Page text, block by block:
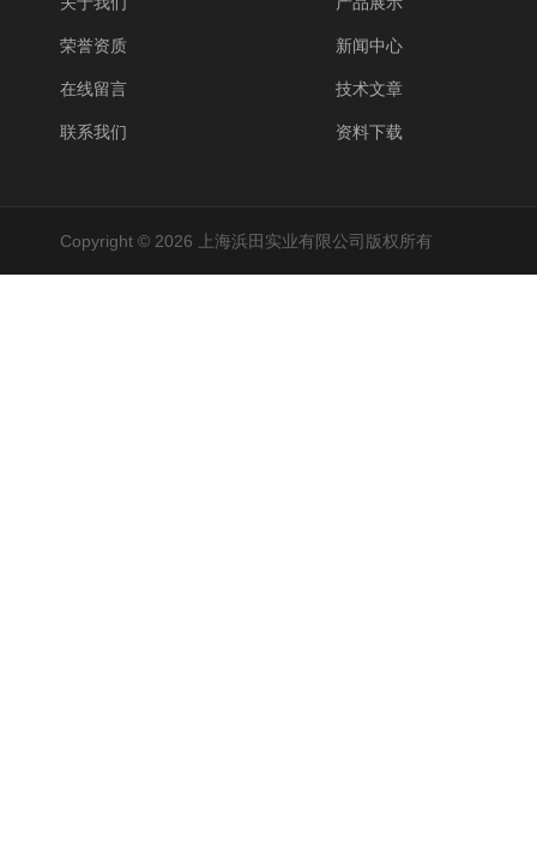
荣誉资质
在线留言
联系我们
新闻中心
技术文章
资料下载
Copyright © 2026 上海浜田实业有限公司版权所有